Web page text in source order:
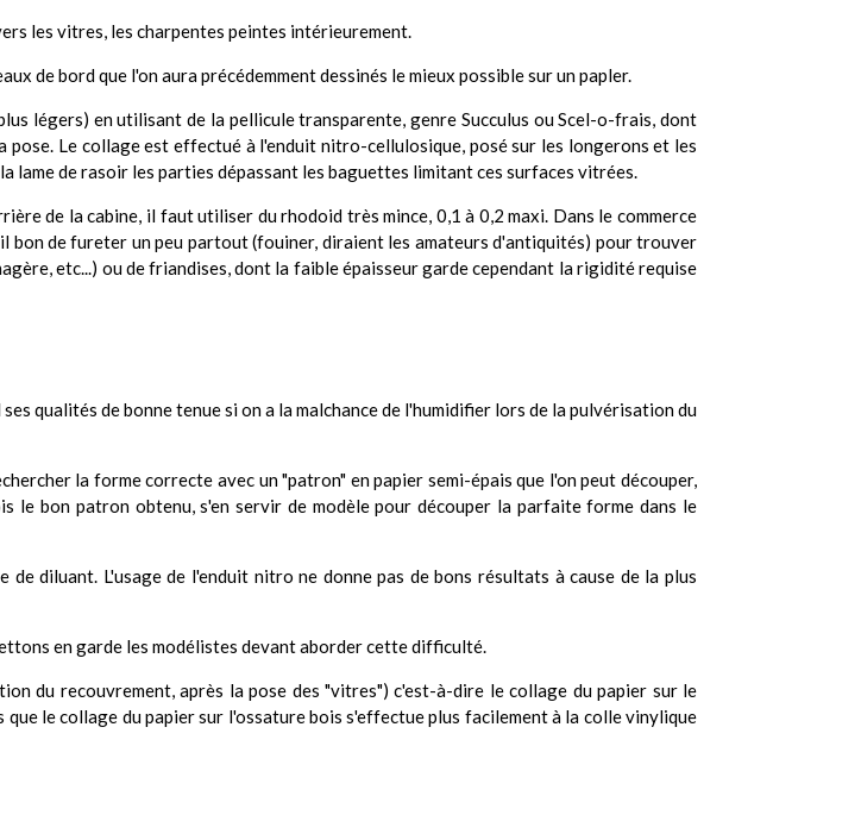
les vitres, les charpentes peintes intérieurement.
de bord que l'on aura précédemment dessinés le mieux possible sur un papler.
légers) en utilisant de la pellicule transparente, genre Succulus ou Scel-o-frais, dont
Le collage est effectué à l'enduit nitro-cellulosique, posé sur les longerons et les
lame de rasoir les parties dépassant les baguettes limitant ces surfaces vitrées.
de la cabine, il faut utiliser du rhodoid très mince, 0,1 à 0,2 maxi. Dans le commerce
bon de fureter un peu partout (fouiner, diraient les amateurs d'antiquités) pour trouver
etc...) ou de friandises, dont la faible épaisseur garde cependant la rigidité requise
qualités de bonne tenue si on a la malchance de l'humidifier lors de la pulvérisation du
la forme correcte avec un "patron" en papier semi-épais que l'on peut découper,
le bon patron obtenu, s'en servir de modèle pour découper la parfaite forme dans le
diluant. L'usage de l'enduit nitro ne donne pas de bons résultats à cause de la plus
en garde les modélistes devant aborder cette difficulté.
du recouvrement, après la pose des "vitres") c'est-à-dire le collage du papier sur le
le collage du papier sur l'ossature bois s'effectue plus facilement à la colle vinylique